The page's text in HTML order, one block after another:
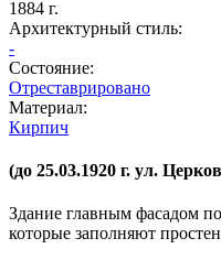
1884 г.
Архитектурный стиль:
-
Состояние:
Отреставрировано
Материал:
Кирпич
(до 25.03.1920 г. ул.
Здание главным фасадом
которые заполняют